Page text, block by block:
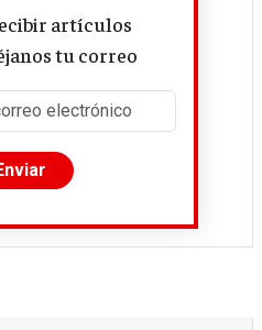
artículos
tu correo